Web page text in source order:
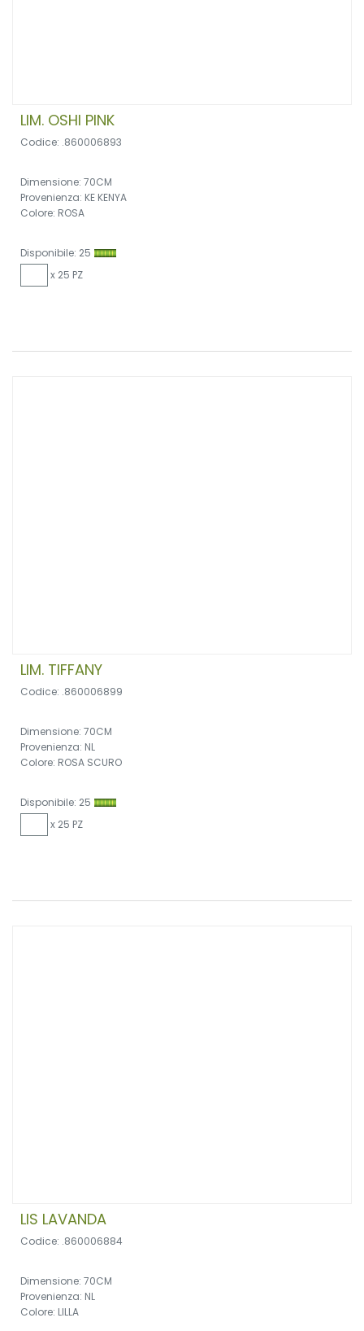
LIM. OSHI PINK
Codice: .860006893
Dimensione: 70CM
Provenienza: KE KENYA
Colore: ROSA
Disponibile: 25
x 25 PZ
LIM. TIFFANY
Codice: .860006899
Dimensione: 70CM
Provenienza: NL
Colore: ROSA SCURO
Disponibile: 25
x 25 PZ
LIS LAVANDA
Codice: .860006884
Dimensione: 70CM
Provenienza: NL
Colore: LILLA